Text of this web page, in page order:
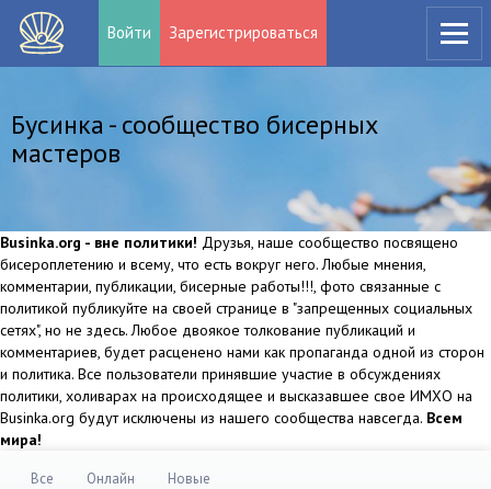
Войти Зарегистрироваться
Бусинка - сообщество бисерных
мастеров
Businka.org - вне политики! Друзья, наше сообщество посвящено
бисероплетению и всему, что есть вокруг него. Любые мнения,
комментарии, публикации, бисерные работы!!!, фото связанные с
политикой публикуйте на своей странице в "запрещенных социальных
сетях", но не здесь. Любое двоякое толкование публикаций и
комментариев, будет расценено нами как пропаганда одной из сторон
и политика. Все пользователи принявшие участие в обсуждениях
политики, холиварах на происходящее и высказавшее свое ИМХО на
Businka.org будут исключены из нашего сообщества навсегда. Всем
мира!
Все Онлайн Новые